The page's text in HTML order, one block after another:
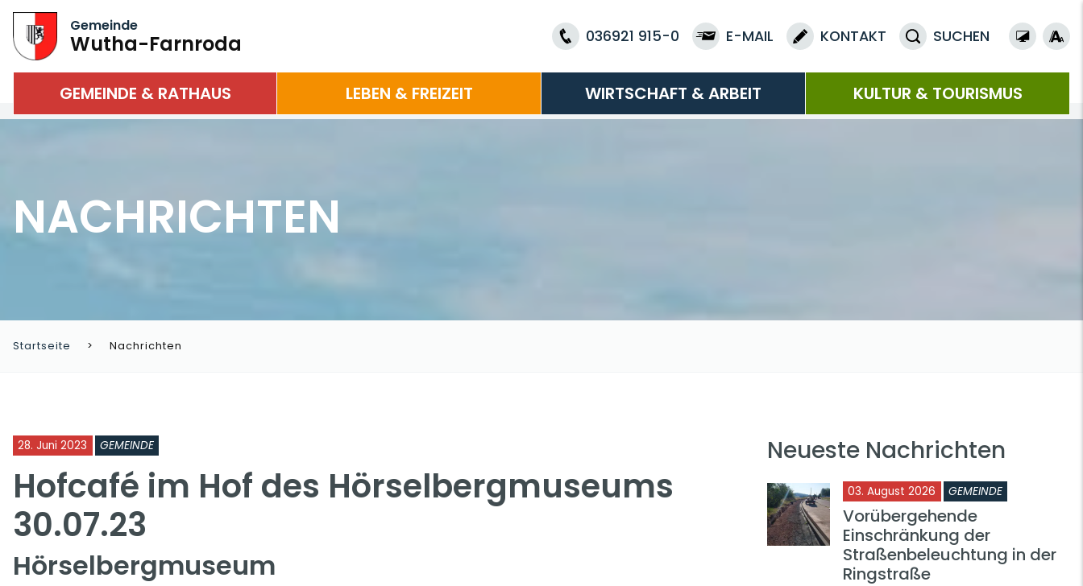
Gemeinde
Wutha-Farnroda 036921 915-0 E-MAIL KONTAKT SUCHEN
GEMEINDE & RATHAUS LEBEN & FREIZEIT WIRTSCHAFT & ARBEIT KULTUR & TOURISMUS
NACHRICHTEN
Startseite Nachrichten
28. Juni 2023 GEMEINDE
Hofcafé im Hof des Hörselbergmuseums
30.07.23
Hörselbergmuseum
Neueste Nachrichten
03. August 2026 GEMEINDE
Vorübergehende
Einschränkung der
Straßenbeleuchtung in der
Ringstraße